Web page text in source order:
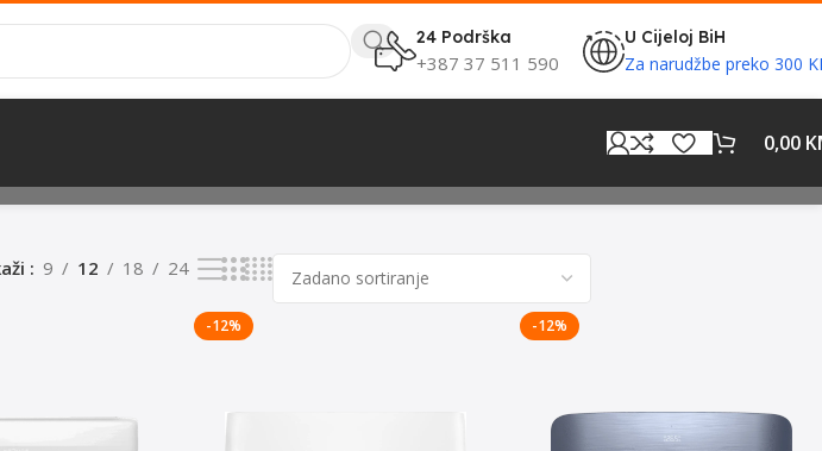
24 Podrška
+387 37 511 590
U Cijeloj BiH
Za narudžbe preko 300
0,00
9 12 18 24
-12% -12%